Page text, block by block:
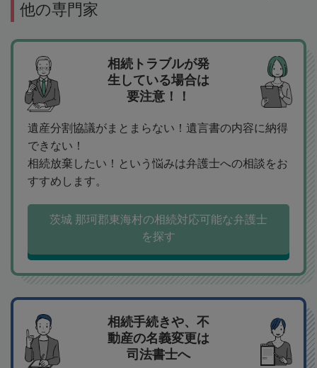
他の専門家
相続トラブルが発
生している場合は
要注意！！
遺産分割協議がまとまらない！遺言書の内容に納得
できない！
相続放棄したい！という悩みは弁護士への相談をお
すすめします。
茨城 那珂郡東海村の相続対応可能な弁護士
を探す
相続手続きや、不
動産の名義変更は
司法書士へ